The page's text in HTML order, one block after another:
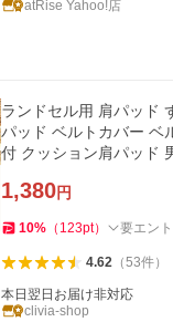
atRise Yahoo!店
ランドセル用 肩パッド
パッド ベルトカバー ベ
付 クッション肩パッド
1,380円
10% （ 123pt） 要エン
4.62（53件）
本日翌日お届け非対応
clivia-shop